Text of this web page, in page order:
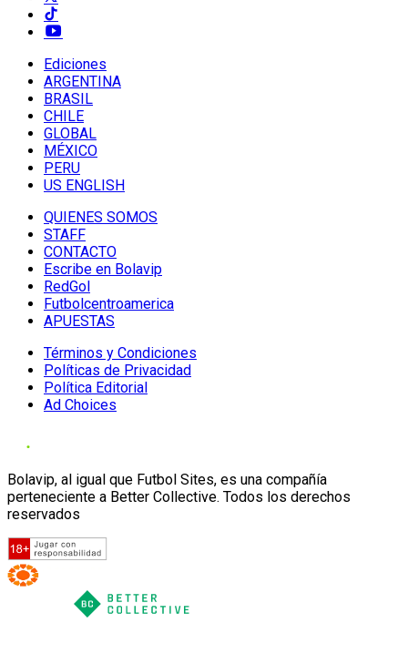
Ediciones
ARGENTINA
BRASIL
CHILE
GLOBAL
MÉXICO
PERU
US ENGLISH
QUIENES SOMOS
STAFF
CONTACTO
Escribe en Bolavip
RedGol
Futbolcentroamerica
APUESTAS
Términos y Condiciones
Políticas de Privacidad
Política Editorial
Ad Choices
Bolavip, al igual que Futbol Sites, es una compañía
perteneciente a Better Collective. Todos los derechos
reservados